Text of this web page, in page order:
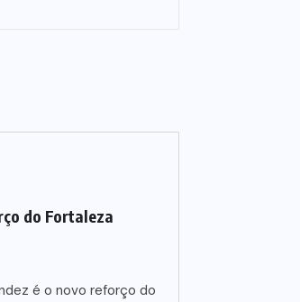
do Fortaleza
é o novo reforço do